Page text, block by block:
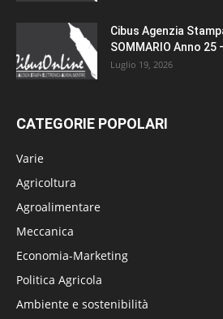
Cibus Agenzia
SOMMARIO Anno 25
Luglio 19, 2026
CATEGORIE POPOLARI
Varie
Agricoltura
Agroalimentare
Meccanica
Economia-Marketing
Politica Agricola
Ambiente e sostenibilità